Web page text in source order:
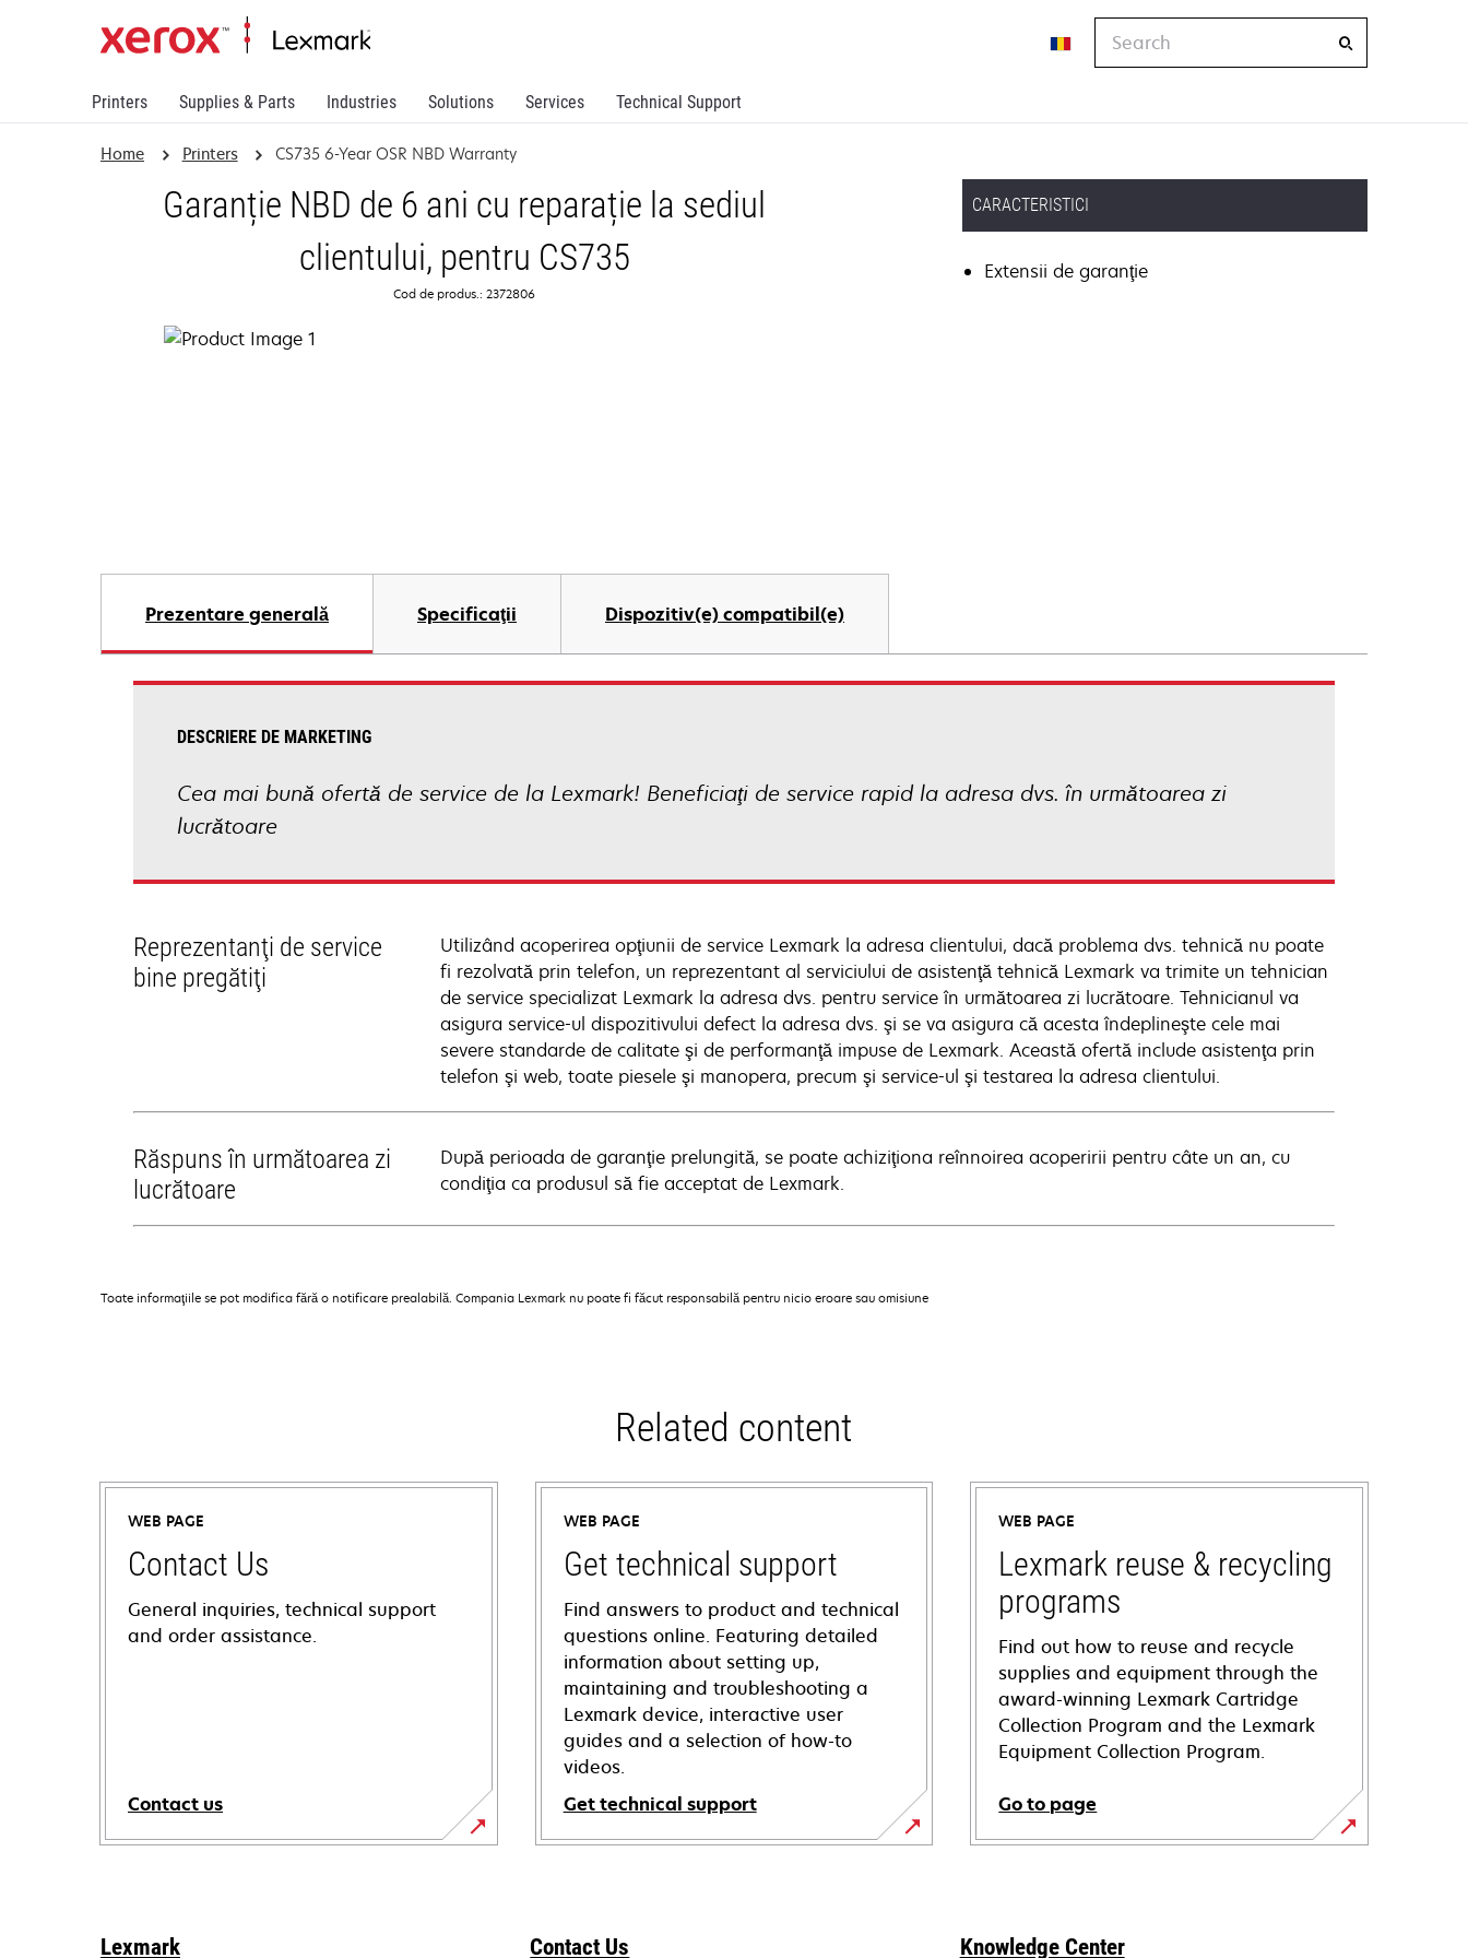
Printers Supplies & Parts Industries Solutions Services Technical Support
Home Printers CS735 6-Year OSR NBD Warranty
Garanție NBD de 6 ani cu reparație la sediul
clientului, pentru CS735
Cod de produs.: 2372806
CARACTERISTICI
Extensii de garanţie
Prezentare generală Specificaţii Dispozitiv(e) compatibil(e)
DESCRIERE DE MARKETING
Cea mai bună ofertă de service de la Lexmark! Beneficiaţi de service rapid la adresa dvs. în următoarea zi
lucrătoare
Reprezentanţi de service
bine pregătiţi
Utilizând acoperirea opţiunii de service Lexmark la adresa clientului, dacă problema dvs. tehnică nu poate
fi rezolvată prin telefon, un reprezentant al serviciului de asistenţă tehnică Lexmark va trimite un tehnician
de service specializat Lexmark la adresa dvs. pentru service în următoarea zi lucrătoare. Tehnicianul va
asigura service-ul dispozitivului defect la adresa dvs. şi se va asigura că acesta îndeplineşte cele mai
severe standarde de calitate şi de performanţă impuse de Lexmark. Această ofertă include asistenţa prin
telefon şi web, toate piesele şi manopera, precum şi service-ul şi testarea la adresa clientului.
Răspuns în următoarea zi
lucrătoare
După perioada de garanţie prelungită, se poate achiziţiona reînnoirea acoperirii pentru câte un an, cu
condiţia ca produsul să fie acceptat de Lexmark.
Toate informaţiile se pot modifica fără o notificare prealabilă. Compania Lexmark nu poate fi făcut responsabilă pentru nicio eroare sau omisiune
Related content
WEB PAGE
Contact Us
General inquiries, technical support
and order assistance.
Contact us
WEB PAGE
Get technical support
Find answers to product and technical
questions online. Featuring detailed
information about setting up,
maintaining and troubleshooting a
Lexmark device, interactive user
guides and a selection of how-to
videos.
Get technical support
opens
WEB PAGE
Lexmark reuse & recycling
programs
Find out how to reuse and recycle
supplies and equipment through the
award-winning Lexmark Cartridge
Collection Program and the Lexmark
Equipment Collection Program.
Go to page
Lexmark Contact Us Knowledge Center